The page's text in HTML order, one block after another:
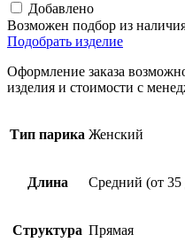
Добавлено
Возможен подбор из
Подобрать изделие
Оформление заказа
изделия и стоимости с
Тип парика Женский
Длина Средний (от 35
Структура Прямая